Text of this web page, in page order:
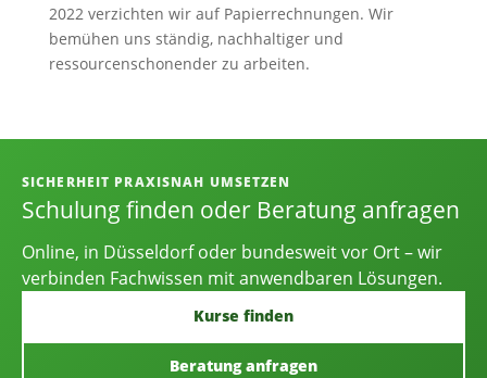
2022 verzichten wir auf Papierrechnungen. Wir
bemühen uns ständig, nachhaltiger und
ressourcenschonender zu arbeiten.
Informationen, Kontakt und
SICHERHEIT PRAXISNAH UMSETZEN
Schulung finden oder Beratung anfragen
Online, in Düsseldorf oder bundesweit vor Ort – wir
verbinden Fachwissen mit anwendbaren Lösungen.
Kurse finden
Beratung anfragen